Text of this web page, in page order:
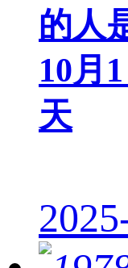
的人
10月
天